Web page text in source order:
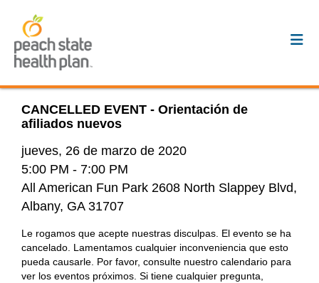
CANCELLED EVENT - Orientación de
afiliados nuevos
jueves, 26 de marzo de 2020
5:00 PM - 7:00 PM
All American Fun Park 2608 North Slappey Blvd,
Albany, GA 31707
Le rogamos que acepte nuestras disculpas. El evento se ha
cancelado. Lamentamos cualquier inconveniencia que esto
pueda causarle. Por favor, consulte nuestro calendario para
ver los eventos próximos. Si tiene cualquier pregunta,